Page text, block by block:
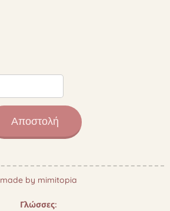
Αποστολή
made by mimitopia
Γλώσσες